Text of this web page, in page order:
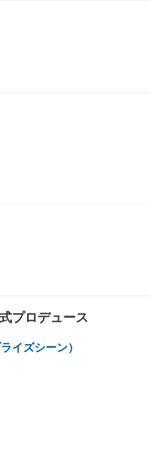
プロデュース
イズシーン）